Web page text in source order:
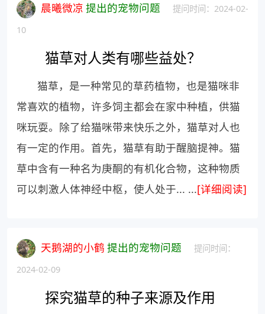
晨曦微凉 提出的宠物问题
提问时间：2024-02-
10
猫草对人类有哪些益处？
猫草，是一种常见的草药植物，也是猫咪非
常喜欢的植物，许多饲主都会在家中种植，供猫
咪玩耍。除了给猫咪带来快乐之外，猫草对人也
有一定的作用。首先，猫草有助于醒脑提神。猫
草中含有一种名为庚酮的有机化合物，这种物质
可以刺激人体神经中枢，使人处于... ...[详细阅读]
天鹅湖的小鹤 提出的宠物问题
提问时间：
2024-02-09
探究猫草的种子来源及作用